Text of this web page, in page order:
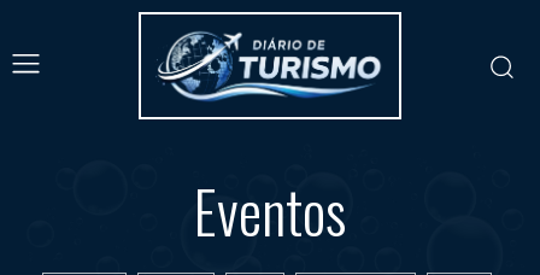
Eventos